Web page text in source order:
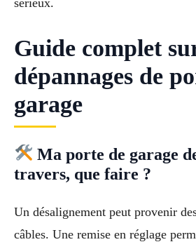
Guide complet
dépannages de
garage
Ma porte de garage
travers, que faire ?
Un désalignement peut provenir
câbles. Une remise en réglage